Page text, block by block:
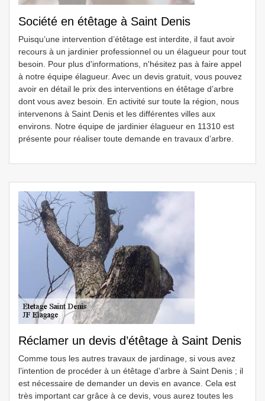
Société en étêtage à Saint Denis
Puisqu’une intervention d’étêtage est interdite, il faut avoir
recours à un jardinier professionnel ou un élagueur pour tout
besoin. Pour plus d'informations, n'hésitez pas à faire appel
à notre équipe élagueur. Avec un devis gratuit, vous pouvez
avoir en détail le prix des interventions en étêtage d’arbre
dont vous avez besoin. En activité sur toute la région, nous
intervenons à Saint Denis et les différentes villes aux
environs. Notre équipe de jardinier élagueur en 11310 est
présente pour réaliser toute demande en travaux d’arbre.
Réclamer un devis d’étêtage à Saint Denis
Comme tous les autres travaux de jardinage, si vous avez
l’intention de procéder à un étêtage d’arbre à Saint Denis ; il
est nécessaire de demander un devis en avance. Cela est
très important car grâce à ce devis, vous aurez toutes les